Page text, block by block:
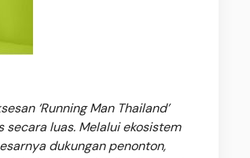
‘Running Man Thailand’
secara luas. Melalui ekosistem
dukungan penonton,